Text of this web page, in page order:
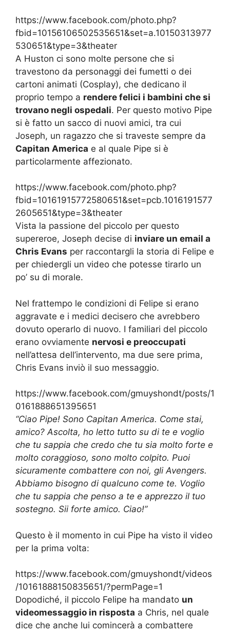
https://www.facebook.com/photo.php?
fbid=10156106502535651&set=a.10150313977
530651&type=3&theater
A Huston ci sono molte persone che si
travestono da personaggi dei fumetti o dei
cartoni animati (Cosplay), che dedicano il
proprio tempo a rendere felici i bambini che si
trovano negli ospedali. Per questo motivo Pipe
si è fatto un sacco di nuovi amici, tra cui
Joseph, un ragazzo che si traveste sempre da
Capitan America e al quale Pipe si è
particolarmente affezionato.
https://www.facebook.com/photo.php?
fbid=10161915772580651&set=pcb.1016191577
2605651&type=3&theater
Vista la passione del piccolo per questo
supereroe, Joseph decise di inviare un email a
Chris Evans per raccontargli la storia di Felipe e
per chiedergli un video che potesse tirarlo un
po’ su di morale.
Nel frattempo le condizioni di Felipe si erano
aggravate e i medici decisero che avrebbero
dovuto operarlo di nuovo. I familiari del piccolo
erano ovviamente nervosi e preoccupati
nell’attesa dell’intervento, ma due sere prima,
Chris Evans inviò il suo messaggio.
https://www.facebook.com/gmuyshondt/posts/1
0161888651395651
“Ciao Pipe! Sono Capitan America. Come stai,
amico? Ascolta, ho letto tutto su di te e voglio
che tu sappia che credo che tu sia molto forte e
molto coraggioso, sono molto colpito. Puoi
sicuramente combattere con noi, gli Avengers.
Abbiamo bisogno di qualcuno come te. Voglio
che tu sappia che penso a te e apprezzo il tuo
sostegno. Sii forte amico. Ciao!”
Questo è il momento in cui Pipe ha visto il video
per la prima volta:
https://www.facebook.com/gmuyshondt/videos
/10161888150835651/?permPage=1
Dopodiché, il piccolo Felipe ha mandato un
videomessaggio in risposta a Chris, nel quale
dice che anche lui comincerà a combattere